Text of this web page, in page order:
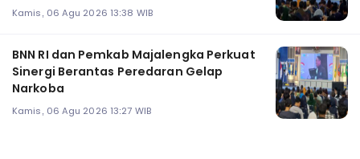
Kamis, 06 Agu 2026 13:38 WIB
BNN RI dan Pemkab Majalengka Perkuat
Sinergi Berantas Peredaran Gelap
Narkoba
Kamis, 06 Agu 2026 13:27 WIB